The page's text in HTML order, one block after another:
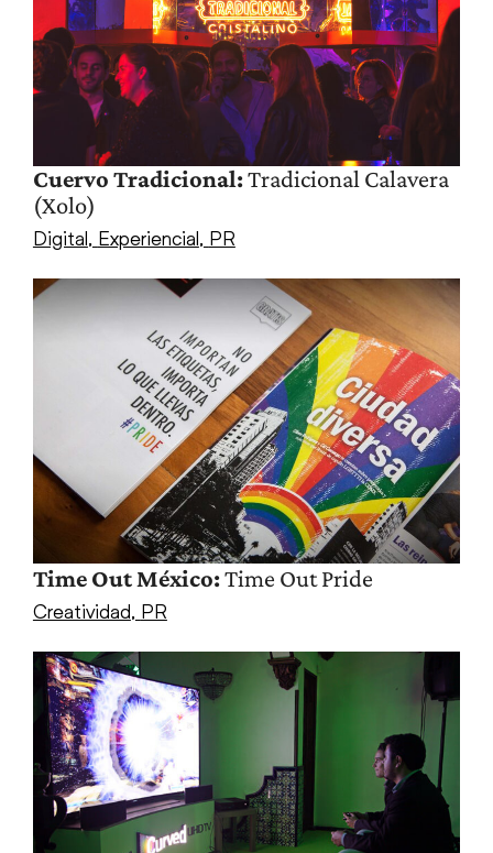
Cuervo Tradicional:Tradicional Calavera
(Xolo)
Digital, Experiencial, PR
Time Out México:Time Out Pride
Creatividad, PR